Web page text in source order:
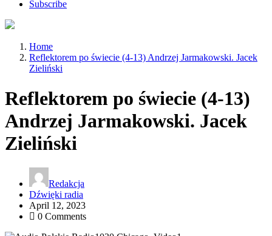
Subscribe
Home
Reflektorem po świecie (4-13) Andrzej Jarmakowski. Jacek
Zieliński
Reflektorem po świecie (4-13)
Andrzej Jarmakowski. Jacek
Zieliński
Redakcja
Dźwięki radia
April 12, 2023
0 Comments